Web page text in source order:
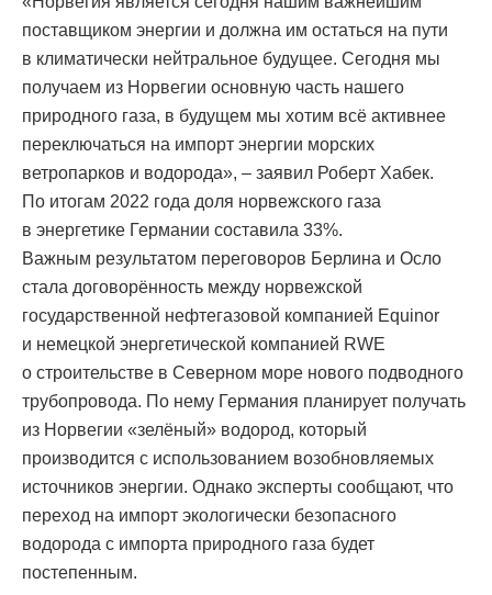
поставщиком энергии и должна им остаться на пути
в климатически нейтральное будущее. Сегодня мы
получаем из Норвегии основную часть нашего
природного газа, в будущем мы хотим всё активнее
переключаться на импорт энергии морских
ветропарков и водорода», – заявил Роберт Хабек.
По итогам 2022 года доля норвежского газа
в энергетике Германии составила 33%.
Важным результатом переговоров Берлина и Осло
стала договорённость между норвежской
государственной нефтегазовой компанией Equinor
и немецкой энергетической компанией RWE
о строительстве в Северном море нового подводного
трубопровода. По нему Германия планирует получать
из Норвегии «зелёный» водород, который
производится с использованием возобновляемых
источников энергии. Однако эксперты сообщают, что
переход на импорт экологически безопасного
водорода с импорта природного газа будет
постепенным.